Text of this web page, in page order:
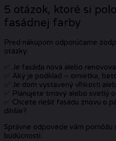
5 otázok, ktoré si
fasádnej farby
Pred nákupom odporúčame
otázky:
✅ Je fasáda nová alebo
✅ Aký je podklad – omietka,
✅ Je dom vystavený vlhkosti
✅ Plánujete tmavý alebo svetlý
✅ Chcete riešiť fasádu znovu o
dlhšie?
Správne odpovede vám
budúcnosti.